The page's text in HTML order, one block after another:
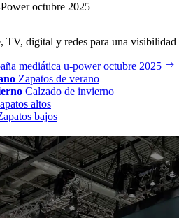
octubre 2025
TV, digital y redes para una
mediática u‑power octubre 2025
Zapatos de verano
Calzado de invierno
altos
bajos